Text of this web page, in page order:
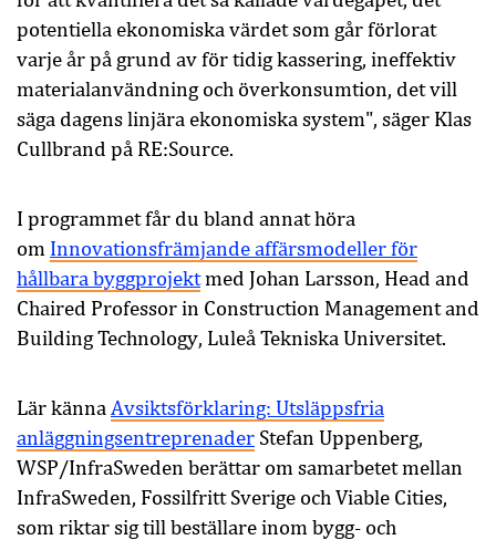
potentiella ekonomiska värdet som går förlorat
varje år på grund av för tidig kassering, ineffektiv
materialanvändning och överkonsumtion, det vill
säga dagens linjära ekonomiska system", säger Klas
Cullbrand på RE:Source.
I programmet får du bland annat höra
om Innovationsfrämjande affärsmodeller för
hållbara byggprojektmed Johan Larsson, Head and
Chaired Professor in Construction Management and
Building Technology, Luleå Tekniska Universitet.
Lär känna Avsiktsförklaring: Utsläppsfria
anläggningsentreprenader Stefan Uppenberg,
WSP/InfraSweden berättar om samarbetet mellan
InfraSweden, Fossilfritt Sverige och Viable Cities,
som riktar sig till beställare inom bygg- och